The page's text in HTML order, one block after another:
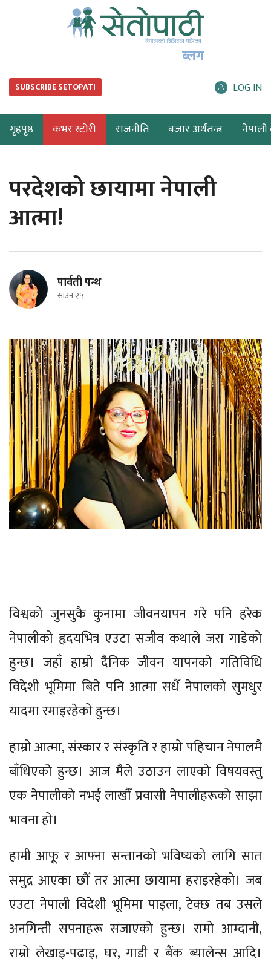
ब्लग
SUBSCRIBE SETOPATI LOG IN
गृहपृष्ठ कभर स्टोरी राजनीति बजार अर्थतन्त्र नेपाली
परदेशको छायामा नेपाली
आत्मा!
पार्वती पन्थ
साउन २५
विश्वको जुनसुकै कुनामा जीवनयापन गरे पनि हरेक
नेपालीको हृदयभित्र एउटा सजीव कथाले जरा गाडेको
हुन्छ। जहाँ हाम्रो दैनिक जीवन यापनको गतिविधि
विदेशी भूमिमा बिते पनि आत्मा सधैँ नेपालको सुमधुर
यादमा रमाइरहेको हुन्छ।
हाम्रो आत्मा, संस्कार र संस्कृति र हाम्रो पहिचान नेपालमै
बाँधिएको हुन्छ। आज मैले उठाउन लाएको विषयवस्तु
एक नेपालीको नभई लाखौँ प्रवासी नेपालीहरूको साझा
भावना हो।
हामी आफू र आफ्ना सन्तानको भविष्यको लागि सात
समुद्र आएका छौँ तर आत्मा छायामा हराइरहेको। जब
एउटा नेपाली विदेशी भूमिमा पाइला, टेक्छ तब उसले
अनगिन्ती सपनाहरू सजाएको हुन्छ। रामो आम्दानी,
राम्रो लेखाइ-पढाइ, घर, गाडी र बैंक ब्यालेन्स आदि।